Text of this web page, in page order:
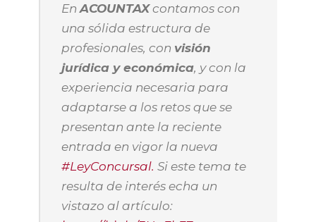
EnACOUNTAXcontamos con
una sólida estructura de
profesionales, con visión
jurídica y económica, y con la
experiencia necesaria para
adaptarse a los retos que se
presentan ante la reciente
entrada en vigor la nueva
#LeyConcursal. Si este tema te
resulta de interés echa un
vistazo al artículo: